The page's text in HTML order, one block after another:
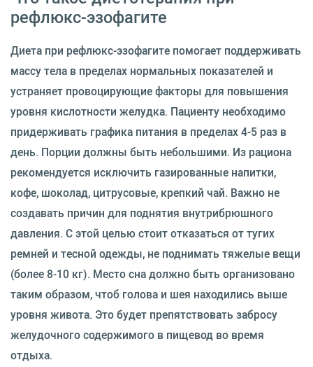
рефлюкс-эзофагите
Диета при рефлюкс-эзофагите помогает поддерживать
массу тела в пределах нормальных показателей и
устраняет провоцирующие факторы для повышения
уровня кислотности желудка. Пациенту необходимо
придерживать графика питания в пределах 4-5 раз в
день. Порции должны быть небольшими. Из рациона
рекомендуется исключить газированные напитки,
кофе, шоколад, цитрусовые, крепкий чай. Важно не
создавать причин для поднятия внутрибрюшного
давления. С этой целью стоит отказаться от тугих
ремней и тесной одежды, не поднимать тяжелые вещи
(более 8-10 кг). Место сна должно быть организовано
таким образом, чтоб голова и шея находились выше
уровня живота. Это будет препятствовать забросу
желудочного содержимого в пищевод во время
отдыха.